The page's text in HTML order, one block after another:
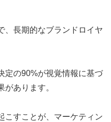
、長期的なブランドロイヤ
定の90%が視覚情報に基づ
があります。
こすことが、マーケティン